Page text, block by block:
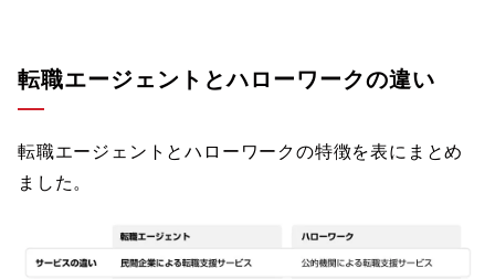
転職エージェントとハローワークの違い
転職エージェントとハローワークの特徴を表にまとめ
ました。